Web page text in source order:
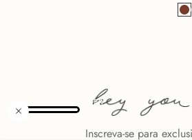
Inscreva-se para